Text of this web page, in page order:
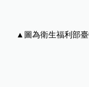
▲圖為衛生福利部